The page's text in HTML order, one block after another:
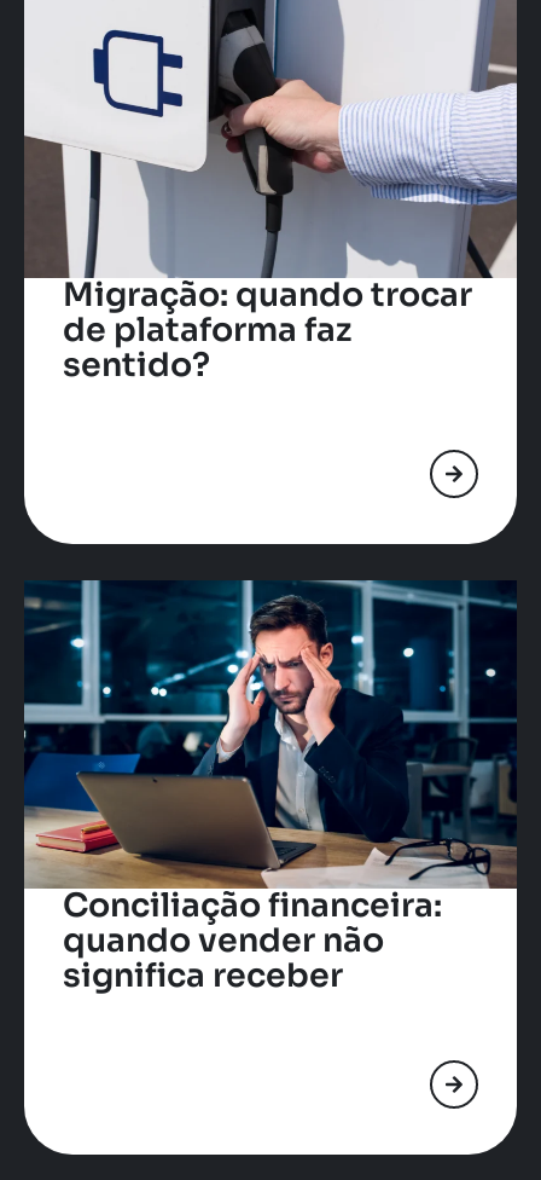
Migração: quando trocar
de plataforma faz
sentido?
Conciliação financeira:
quando vender não
significa receber